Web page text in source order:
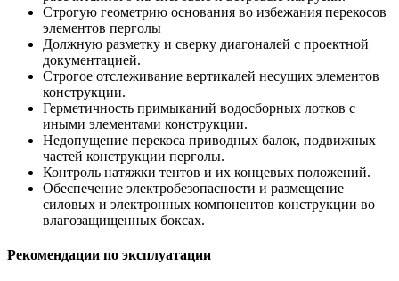
Строгую геометрию основания во избежания перекосов
элементов перголы
Должную разметку и сверку диагоналей с проектной
документацией.
Строгое отслеживание вертикалей несущих элементов
конструкции.
Герметичность примыканий водосборных лотков с
иными элементами конструкции.
Недопущение перекоса приводных балок, подвижных
частей конструкции перголы.
Контроль натяжки тентов и их концевых положений.
Обеспечение электробезопасности и размещение
силовых и электронных компонентов конструкции во
влагозащищенных боксах.
Рекомендации по эксплуатации